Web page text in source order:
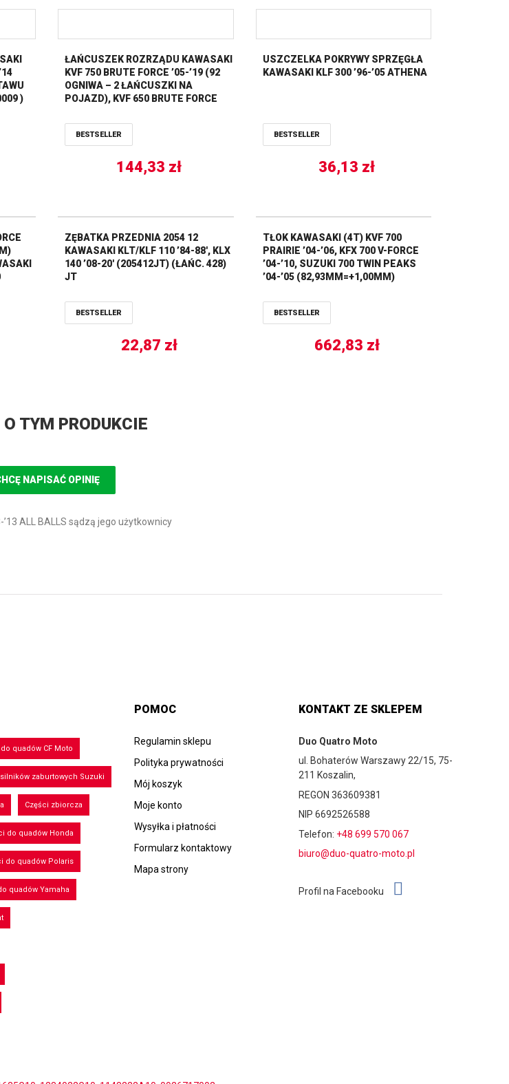
)
ŁAŃCUSZEK ROZRZĄDU KAWASAKI
KVF 750 BRUTE FORCE ’05-’19 (92
OGNIWA – 2 ŁAŃCUSZKI NA
POJAZD), KVF 650 BRUTE FORCE
BESTSELLER
144,33 zł
USZCZELKA POKRYWY SPRZĘGŁA
KAWASAKI KLF 300 ’96-’05 ATHENA
BESTSELLER
36,13 zł
ZĘBATKA PRZEDNIA 2054 12
KAWASAKI KLT/KLF 110 ’84-88′, KLX
140 ’08-20′ (205412JT) (ŁAŃC. 428)
JT
BESTSELLER
22,87 zł
TŁOK KAWASAKI (4T) KVF 700
PRAIRIE ’04-’06, KFX 700 V-FORCE
’04-’10, SUZUKI 700 TWIN PEAKS
’04-’05 (82,93MM=+1,00MM)
BESTSELLER
662,83 zł
TYM PRODUKCIE
NAPISAĆ OPINIĘ
ALL BALLS sądzą jego użytkownicy
quadów CF Moto
zaburtowych Suzuki
Części zbiorcza
do quadów Honda
do quadów Polaris
quadów Yamaha
POMOC
Regulamin sklepu
Polityka prywatności
Mój koszyk
Moje konto
Wysyłka i płatności
Formularz kontaktowy
Mapa strony
KONTAKT ZE SKLEPEM
Duo Quatro Moto
ul. Bohaterów Warszawy 22/15, 75-
211 Koszalin,
REGON 363609381
NIP 6692526588
Telefon: +48 699 570 067
biuro@duo-quatro-moto.pl
Profil na Facebooku